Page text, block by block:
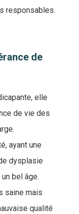
responsables.
de
elle
de vie des
ayant une
dysplasie
bel âge.
saine mais
qualité